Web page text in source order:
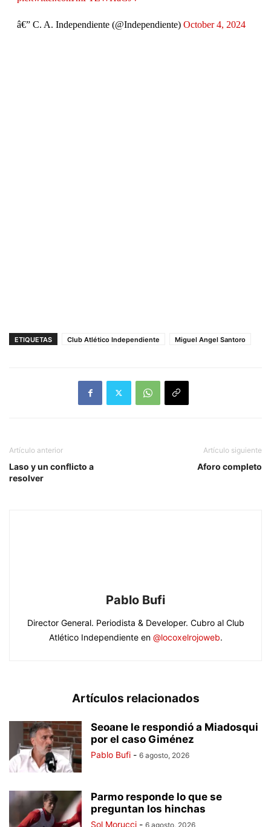
â€” C. A. Independiente (@Independiente) October 4, 2024
ETIQUETAS Club Atlético Independiente Miguel Angel Santoro
Artículo anterior
Laso y un conflicto a
resolver
Artículo siguiente
Aforo completo
Pablo Bufi
Director General. Periodista & Developer. Cubro al Club
Atlético Independiente en @locoxelrojoweb.
Artículos relacionados
Seoane le respondió a Miadosqui
por el caso Giménez
Pablo Bufi - 6 agosto, 2026
Parmo responde lo que se
preguntan los hinchas
Sol Morucci - 6 agosto, 2026